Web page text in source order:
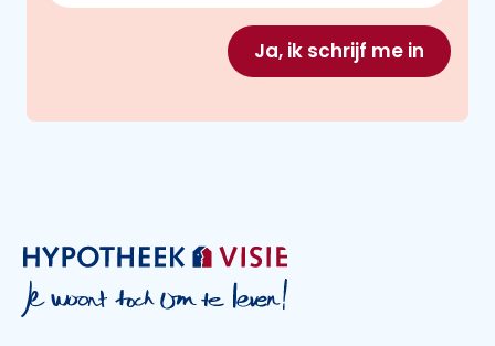
Ja, ik schrijf me in